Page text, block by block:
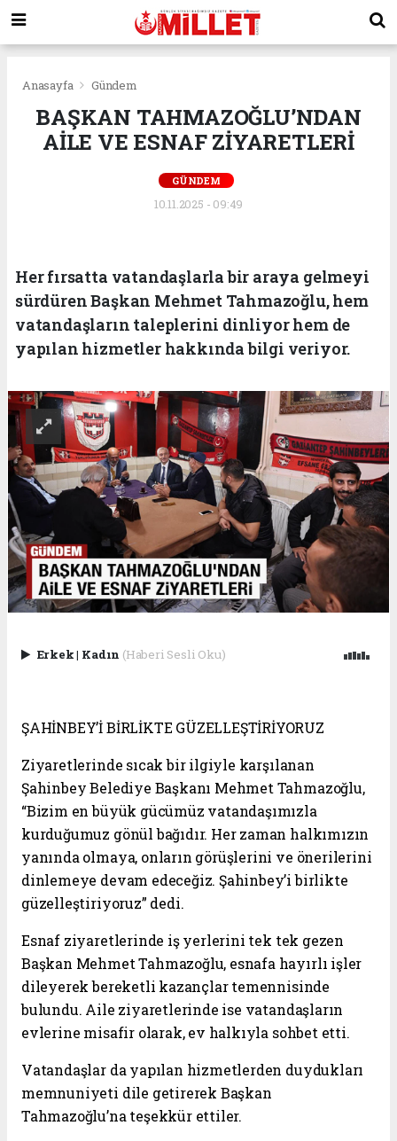
Anasayfa Gündem
BAŞKAN TAHMAZOĞLU’NDAN
AİLE VE ESNAF ZİYARETLERİ
GÜNDEM
10.11.2025 - 09:49
Her fırsatta vatandaşlarla bir araya gelmeyi
sürdüren Başkan Mehmet Tahmazoğlu, hem
vatandaşların taleplerini dinliyor hem de
yapılan hizmetler hakkında bilgi veriyor.
Erkek| Kadın (Haberi Sesli Oku)
ŞAHİNBEY’İ BİRLİKTE GÜZELLEŞTİRİYORUZ
Ziyaretlerinde sıcak bir ilgiyle karşılanan
Şahinbey Belediye Başkanı Mehmet Tahmazoğlu,
“Bizim en büyük gücümüz vatandaşımızla
kurduğumuz gönül bağıdır. Her zaman halkımızın
yanında olmaya, onların görüşlerini ve önerilerini
dinlemeye devam edeceğiz. Şahinbey’i birlikte
güzelleştiriyoruz” dedi.
Esnaf ziyaretlerinde iş yerlerini tek tek gezen
Başkan Mehmet Tahmazoğlu, esnafa hayırlı işler
dileyerek bereketli kazançlar temennisinde
bulundu. Aile ziyaretlerinde ise vatandaşların
evlerine misafir olarak, ev halkıyla sohbet etti.
Vatandaşlar da yapılan hizmetlerden duydukları
memnuniyeti dile getirerek Başkan
Tahmazoğlu’na teşekkür ettiler.